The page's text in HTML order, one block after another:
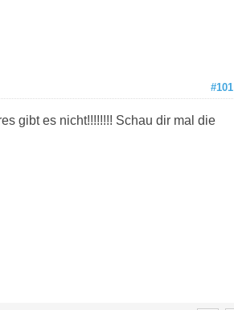
#101
gibt es nicht!!!!!!!! Schau dir mal die